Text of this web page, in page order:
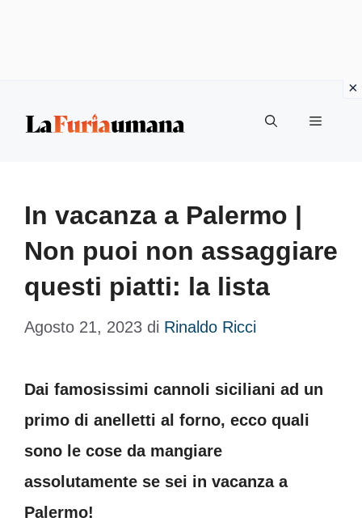
Menu
In vacanza a Palermo |
Non puoi non assaggiare
questi piatti: la lista
Agosto 21, 2023 di Rinaldo Ricci
Dai famosissimi cannoli siciliani ad un
primo di anelletti al forno, ecco quali
sono le cose da mangiare
assolutamente se sei in vacanza a
Palermo!